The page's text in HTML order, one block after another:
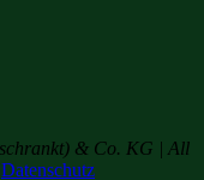
& Co. KG | All
Datenschutz